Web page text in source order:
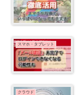
スマホ・タブレット
クラウド